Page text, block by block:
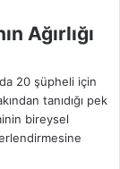
Ağırlığı
20 şüpheli için
tanıdığı pek
bireysel